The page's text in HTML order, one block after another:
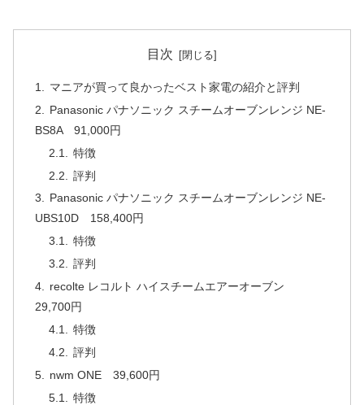
目次
マニアが買って良かったベスト家電の紹介と評判
Panasonic パナソニック スチームオーブンレンジ NE-
BS8A 91,000円
特徴
評判
Panasonic パナソニック スチームオーブンレンジ NE-
UBS10D 158,400円
特徴
評判
recolte レコルト ハイスチームエアーオーブン
29,700円
特徴
評判
nwm ONE 39,600円
特徴